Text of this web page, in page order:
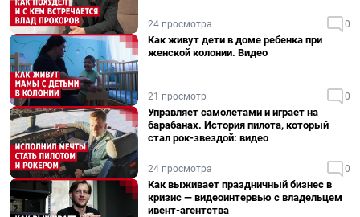
24 просмотра 0
Как живут дети в доме ребенка при
женской колонии. Видео
21 просмотр 0
Управляет самолетами и играет на
барабанах. История пилота, который
стал рок-звездой: видео
24 просмотра 0
Как выживает праздничный бизнес в
кризис — видеоинтервью с владельцем
ивент-агентства